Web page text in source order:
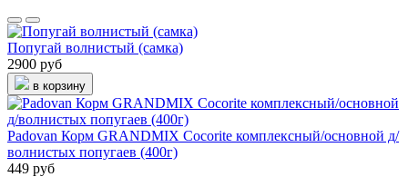
Попугай волнистый (самка)
2900 руб
в корзину
Padovan Корм GRANDMIX Cocorite комплексный/основной д/
волнистых попугаев (400г)
449 руб